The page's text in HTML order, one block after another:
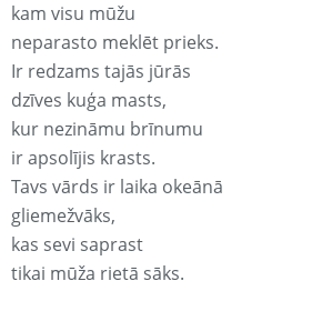
kam visu mūžu
neparasto meklēt prieks.
Ir redzams tajās jūrās
dzīves kuģa masts,
kur nezināmu brīnumu
ir apsolījis krasts.
Tavs vārds ir laika okeānā
gliemežvāks,
kas sevi saprast
tikai mūža rietā sāks.